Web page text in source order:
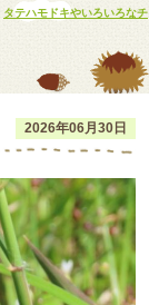
タテハモドキやいろいろなチ
2026年06月30日